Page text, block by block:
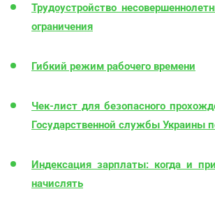
Трудоустройство
ограничения
Гибкий режим рабочего времени
Чек-лист для безопасного
Государственной службы Украины
Индексация зарплаты: когда и
начислять